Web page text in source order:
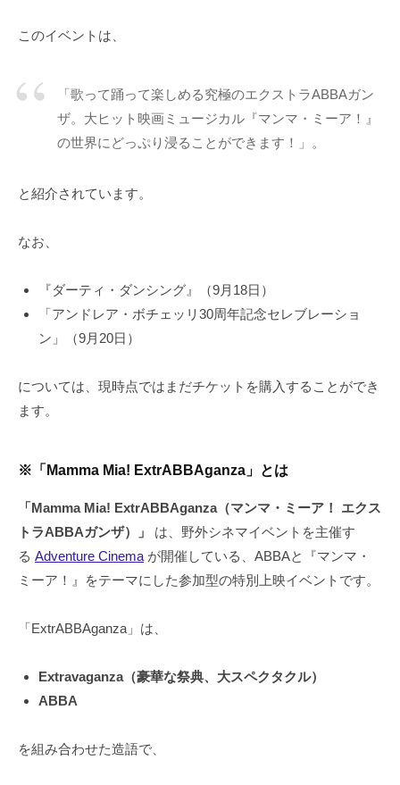
このイベントは、
「歌って踊って楽しめる究極のエクストラABBAガン
ザ。大ヒット映画ミュージカル『マンマ・ミーア！』
の世界にどっぷり浸ることができます！」。
と紹介されています。
なお、
『ダーティ・ダンシング』（9月18日）
「アンドレア・ボチェッリ30周年記念セレブレーショ
ン」（9月20日）
については、現時点ではまだチケットを購入することができ
ます。
※「Mamma Mia! ExtrABBAganza」とは
「Mamma Mia! ExtrABBAganza（マンマ・ミーア！ エクス
トラABBAガンザ）」
は、野外シネマイベントを主催す
る Adventure Cinema が開催している、ABBAと『マンマ・
ミーア！』をテーマにした参加型の特別上映イベントです。
「ExtrABBAganza」は、
Extravaganza（豪華な祭典、大スペクタクル）
ABBA
を組み合わせた造語で、